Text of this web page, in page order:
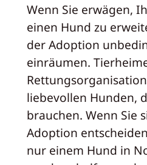
Wenn Sie erwägen,
einen Hund zu
der Adoption
einräumen.
liebevollen Hunden,
brauchen. Wenn Sie
Adoption
nur einem Hund in